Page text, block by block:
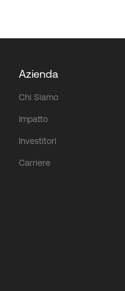
Azienda
Chi Siamo
Impatto
Investitori
Carriere